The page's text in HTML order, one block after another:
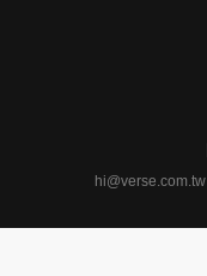
hi@verse.com.tw